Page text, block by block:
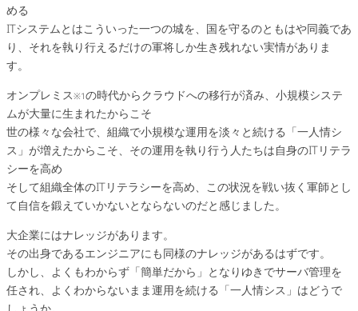
める
ITシステムとはこういった一つの城を、国を守るのともはや同義であ
り、それを執り行えるだけの軍将しか生き残れない実情がありま
す。
オンプレミス※1の時代からクラウドへの移行が済み、小規模システ
ムが大量に生まれたからこそ
世の様々な会社で、組織で小規模な運用を淡々と続ける「一人情シ
ス」が増えたからこそ、その運用を執り行う人たちは自身のITリテラ
シーを高め
そして組織全体のITリテラシーを高め、この状況を戦い抜く軍師とし
て自信を鍛えていかないとならないのだと感じました。
大企業にはナレッジがあります。
その出身であるエンジニアにも同様のナレッジがあるはずです。
しかし、よくもわからず「簡単だから」となりゆきでサーバ管理を
任され、よくわからないまま運用を続ける「一人情シス」はどうで